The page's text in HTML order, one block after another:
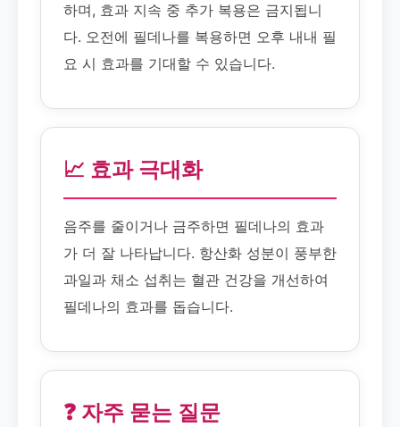
하며, 효과 지속 중 추가 복용은 금지됩니
다. 오전에 필데나를 복용하면 오후 내내 필
요 시 효과를 기대할 수 있습니다.
📈 효과 극대화
음주를 줄이거나 금주하면 필데나의 효과
가 더 잘 나타납니다. 항산화 성분이 풍부한
과일과 채소 섭취는 혈관 건강을 개선하여
필데나의 효과를 돕습니다.
❓ 자주 묻는 질문